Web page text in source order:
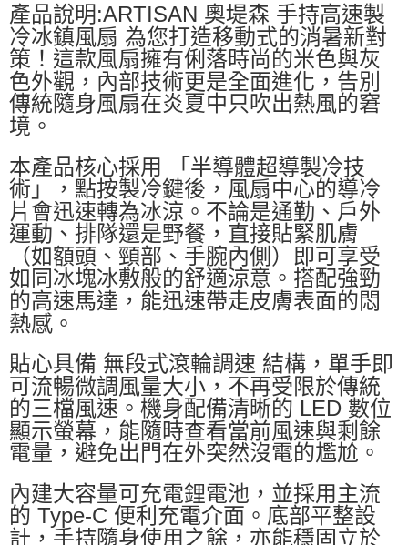
產品說明:ARTISAN 奧堤森 手持高速製
冷冰鎮風扇 為您打造移動式的消暑新對
策！這款風扇擁有俐落時尚的米色與灰
色外觀，內部技術更是全面進化，告別
傳統隨身風扇在炎夏中只吹出熱風的窘
境。
本產品核心採用 「半導體超導製冷技
術」，點按製冷鍵後，風扇中心的導冷
片會迅速轉為冰涼。不論是通勤、戶外
運動、排隊還是野餐，直接貼緊肌膚
（如額頭、頸部、手腕內側）即可享受
如同冰塊冰敷般的舒適涼意。搭配強勁
的高速馬達，能迅速帶走皮膚表面的悶
熱感。
貼心具備 無段式滾輪調速 結構，單手即
可流暢微調風量大小，不再受限於傳統
的三檔風速。機身配備清晰的 LED 數位
顯示螢幕，能隨時查看當前風速與剩餘
電量，避免出門在外突然沒電的尷尬。
內建大容量可充電鋰電池，並採用主流
的 Type-C 便利充電介面。底部平整設
計，手持隨身使用之餘，亦能穩固立於